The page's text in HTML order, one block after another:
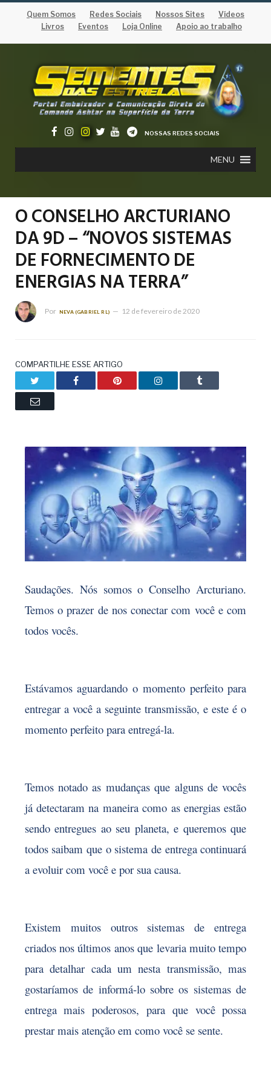
Quem Somos Redes Sociais Nossos Sites
Vídeos
Livros
Eventos Loja Online Apoio ao trabalho
NOSSAS REDES SOCIAIS
MENU
O CONSELHO ARCTURIANO
DA 9D – “NOVOS SISTEMAS
DE FORNECIMENTO DE
ENERGIAS NA TERRA”
Por NEVA (GABRIEL RL) 12 de fevereiro de 2020
COMPARTILHE ESSE ARTIGO
Facebook Pinterest LinkedIn Tumblr
Email
Saudações. Nós somos o Conselho Arcturiano.
Temos o prazer de nos conectar com você e com
todos vocês.
Estávamos aguardando o momento perfeito para
entregar a você a seguinte transmissão, e este é o
momento perfeito para entregá-la.
Temos notado as mudanças que alguns de vocês
já detectaram na maneira como as energias estão
sendo entregues ao seu planeta, e queremos que
todos saibam que o sistema de entrega continuará
a evoluir com você e por sua causa.
Existem muitos outros sistemas de entrega
criados nos últimos anos que levaria muito tempo
para detalhar cada um nesta transmissão, mas
gostaríamos de informá-lo sobre os sistemas de
entrega mais poderosos, para que você possa
prestar mais atenção em como você se sente.